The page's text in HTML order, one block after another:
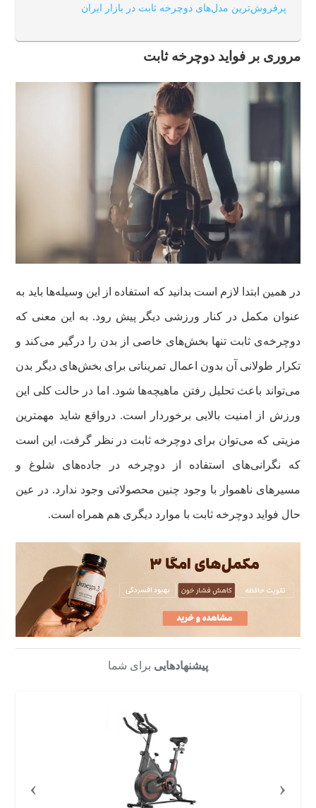
پرفروش‌ترین مدل‌های دوچرخه ثابت در بازار ایران
مروری بر فواید دوچرخه ثابت
در همین ابتدا لازم است بدانید که استفاده از این وسیله‌ها باید به
عنوان مکمل در کنار ورزشی دیگر پیش رود. به این معنی که
دوچرخه‌ی ثابت تنها بخش‌های خاصی از بدن را درگیر می‌کند و
تکرار طولانی آن بدون اعمال تمریناتی برای بخش‌های دیگر بدن
می‌تواند باعث تحلیل رفتن ماهیچه‌ها شود. اما در حالت کلی این
ورزش از امنیت بالایی برخوردار است. درواقع شاید مهمترین
مزیتی که می‌توان برای دوچرخه ثابت در نظر گرفت، این است
که نگرانی‌های استفاده از دوچرخه در جاده‌های شلوغ و
مسیرهای ناهموار با وجود چنین محصولاتی وجود ندارد. در عین
حال فواید دوچرخه ثابت با موارد دیگری هم همراه است.
پیشنهادهایی برای شما
‹
›